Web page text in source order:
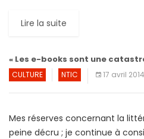
Lire la suite
« Les e-books sont une
CULTURE NTIC 17 avril 2014
Mes réserves concernant la
peine décru ; je continue à